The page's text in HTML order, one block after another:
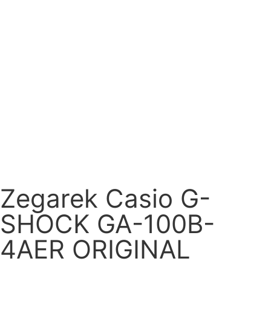
Zegarek Casio G-
SHOCK GA-100B-
4AER ORIGINAL